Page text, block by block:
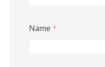
Name *